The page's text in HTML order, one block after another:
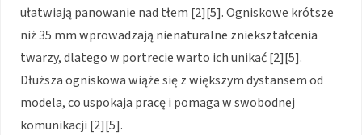
ułatwiają panowanie nad tłem [2][5]. Ogniskowe krótsze
niż 35 mm wprowadzają nienaturalne zniekształcenia
twarzy, dlatego w portrecie warto ich unikać [2][5].
Dłuższa ogniskowa wiąże się z większym dystansem od
modela, co uspokaja pracę i pomaga w swobodnej
komunikacji [2][5].